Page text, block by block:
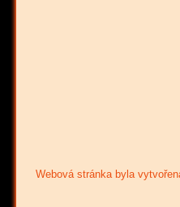
Webová stránka byla